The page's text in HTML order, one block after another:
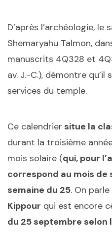
D’après l’archéologie, le
Shemaryahu Talmon,
manuscrits 4Q328 et
av. J.-C.), démontre qu’il
services du temple.
Ce calendrier situe la
durant la troisième
mois solaire (qui, pour
correspond au mois de
semaine du 25. On
Kippour qui est encore
du 25 septembre selon